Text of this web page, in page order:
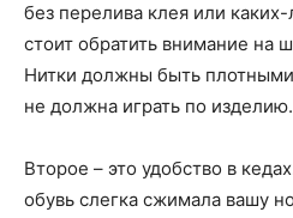
без перелива клея или
стоит обратить внимание на
Нитки должны быть
не должна играть по изделию.
Второе – это удобство в
обувь слегка сжимала вашу